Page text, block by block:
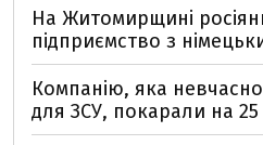
На Житомирщині
підприємство з
Компанію, яка
для ЗСУ, покарали на 25